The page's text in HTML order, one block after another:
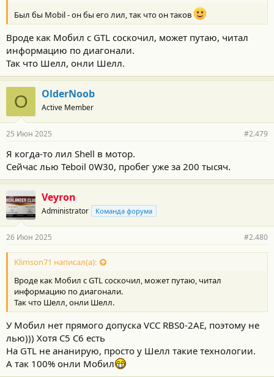
Был бы Mobil - он бы его лил, так что он таков
Вроде как Мобил с GTL соскочил, может путаю, читал
информацию по диагонали.
Так что Шелл, онли Шелл.
O OlderNoob
Active Member
25 Июн 2025 #2.479
Я когда-то лил Shell в мотор.
Сейчас лью Teboil 0W30, пробег уже за 200 тысяч.
Veyron
Administrator Команда форума
26 Июн 2025 #2.480
Klimson71 написал(а):
Вроде как Мобил с GTL соскочил, может путаю, читал
информацию по диагонали.
Так что Шелл, онли Шелл.
У Мобил нет прямого допуска VCC RBS0-2AE, поэтому не
лью))) Хотя С5 С6 есть
На GTL не ананирую, просто у Шелл такие технологии.
А так 100% онли Мобил